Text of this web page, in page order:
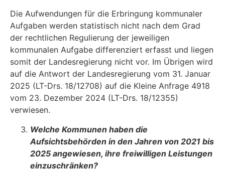
Die Aufwendungen für die Erbringung kommunaler
Aufgaben werden statistisch nicht nach dem Grad
der rechtlichen Regulierung der jeweiligen
kommunalen Aufgabe differenziert erfasst und liegen
somit der Landesregierung nicht vor. Im Übrigen wird
auf die Antwort der Landesregierung vom 31. Januar
2025 (LT-Drs. 18/12708) auf die Kleine Anfrage 4918
vom 23. Dezember 2024 (LT-Drs. 18/12355)
verwiesen.
Welche Kommunen haben die
Aufsichtsbehörden in den Jahren von 2021 bis
2025 angewiesen, ihre freiwilligen Leistungen
einzuschränken?